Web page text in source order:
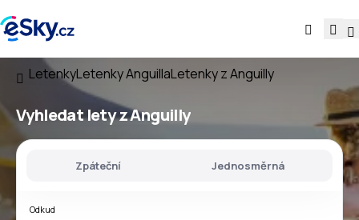
LetenkyLetenky AnguillaLetenky z Anguilly
Vyhledat letyz Anguilly
Zpáteční Jednosměrná
Odkud